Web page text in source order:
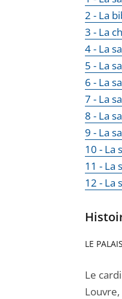
2 - La
3 - La
4 - La
5 - La
6 - La
7 - La
8 - La
9 - La
10 - La
11 - La
12 - La
LE
Le